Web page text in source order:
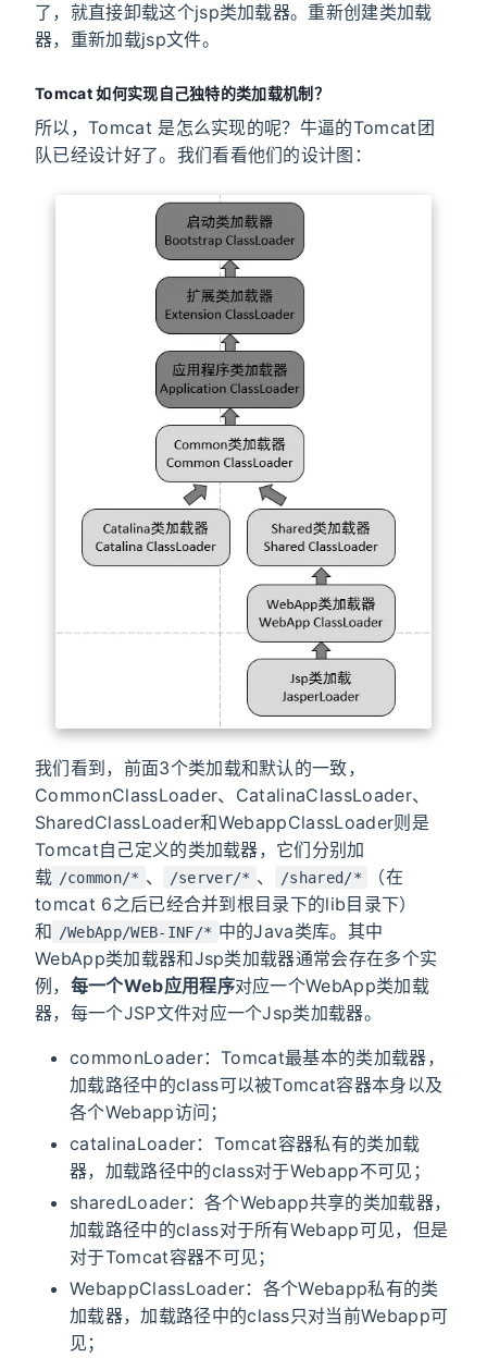
了，就直接卸载这个jsp类加载器。重新创建类加载
器，重新加载jsp文件。
Tomcat 如何实现自己独特的类加载机制？
所以，Tomcat 是怎么实现的呢？牛逼的Tomcat团
队已经设计好了。我们看看他们的设计图：
我们看到，前面3个类加载和默认的一致，
CommonClassLoader、CatalinaClassLoader、
SharedClassLoader和WebappClassLoader则是
Tomcat自己定义的类加载器，它们分别加
载 /common/* 、 /server/* 、 /shared/*
（在
tomcat 6之后已经合并到根目录下的lib目录下）
和 /WebApp/WEB-INF/* 中的Java类库。其中
WebApp类加载器和Jsp类加载器通常会存在多个实
例， 每一个Web应用程序对应一个WebApp类加载
器，每一个JSP文件对应一个Jsp类加载器。
commonLoader：Tomcat最基本的类加载器，
加载路径中的class可以被Tomcat容器本身以及
各个Webapp访问；
catalinaLoader：Tomcat容器私有的类加载
器，加载路径中的class对于Webapp不可见；
sharedLoader：各个Webapp共享的类加载器，
加载路径中的class对于所有Webapp可见，但是
对于Tomcat容器不可见；
WebappClassLoader：各个Webapp私有的类
加载器，加载路径中的class只对当前Webapp可
见；